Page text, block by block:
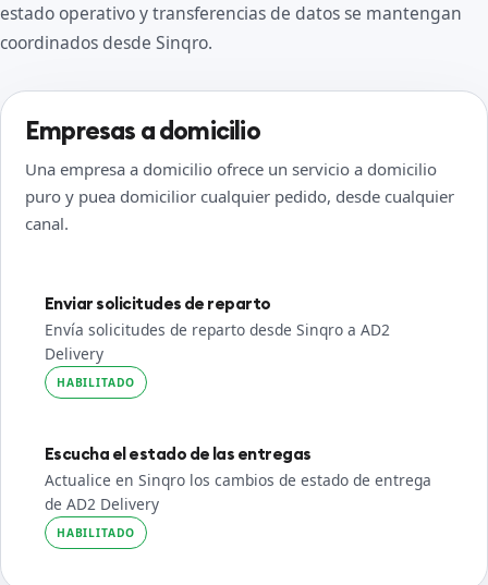
estado operativo y transferencias de datos se mantengan
coordinados desde Sinqro.
Empresas a domicilio
Una empresa a domicilio ofrece un servicio a domicilio
puro y puea domicilior cualquier pedido, desde cualquier
canal.
Enviar solicitudes de reparto
Envía solicitudes de reparto desde Sinqro a AD2
Delivery
HABILITADO
Escucha el estado de las entregas
Actualice en Sinqro los cambios de estado de entrega
de AD2 Delivery
HABILITADO